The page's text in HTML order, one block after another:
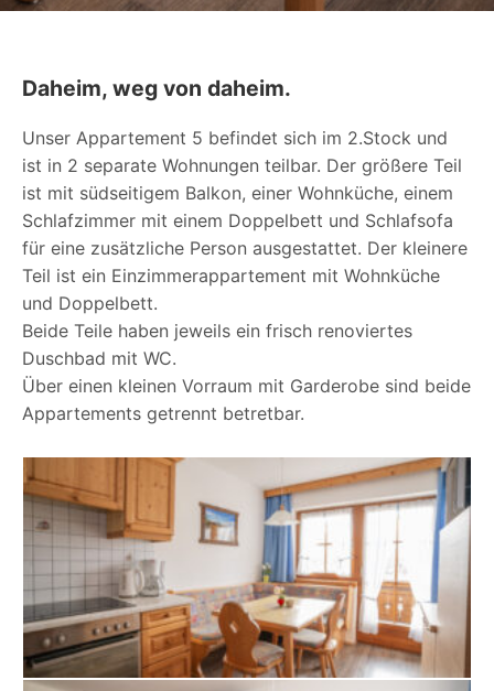
Daheim, weg von daheim.
Unser Appartement 5 befindet sich im 2.Stock und
ist in 2 separate Wohnungen teilbar. Der größere Teil
ist mit südseitigem Balkon, einer Wohnküche, einem
Schlafzimmer mit einem Doppelbett und Schlafsofa
für eine zusätzliche Person ausgestattet. Der kleinere
Teil ist ein Einzimmerappartement mit Wohnküche
und Doppelbett.
Beide Teile haben jeweils ein frisch renoviertes
Duschbad mit WC.
Über einen kleinen Vorraum mit Garderobe sind beide
Appartements getrennt betretbar.